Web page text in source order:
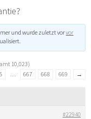
und wurde zuletzt vorvor
10,023)
… 667 668 669 →
#22940